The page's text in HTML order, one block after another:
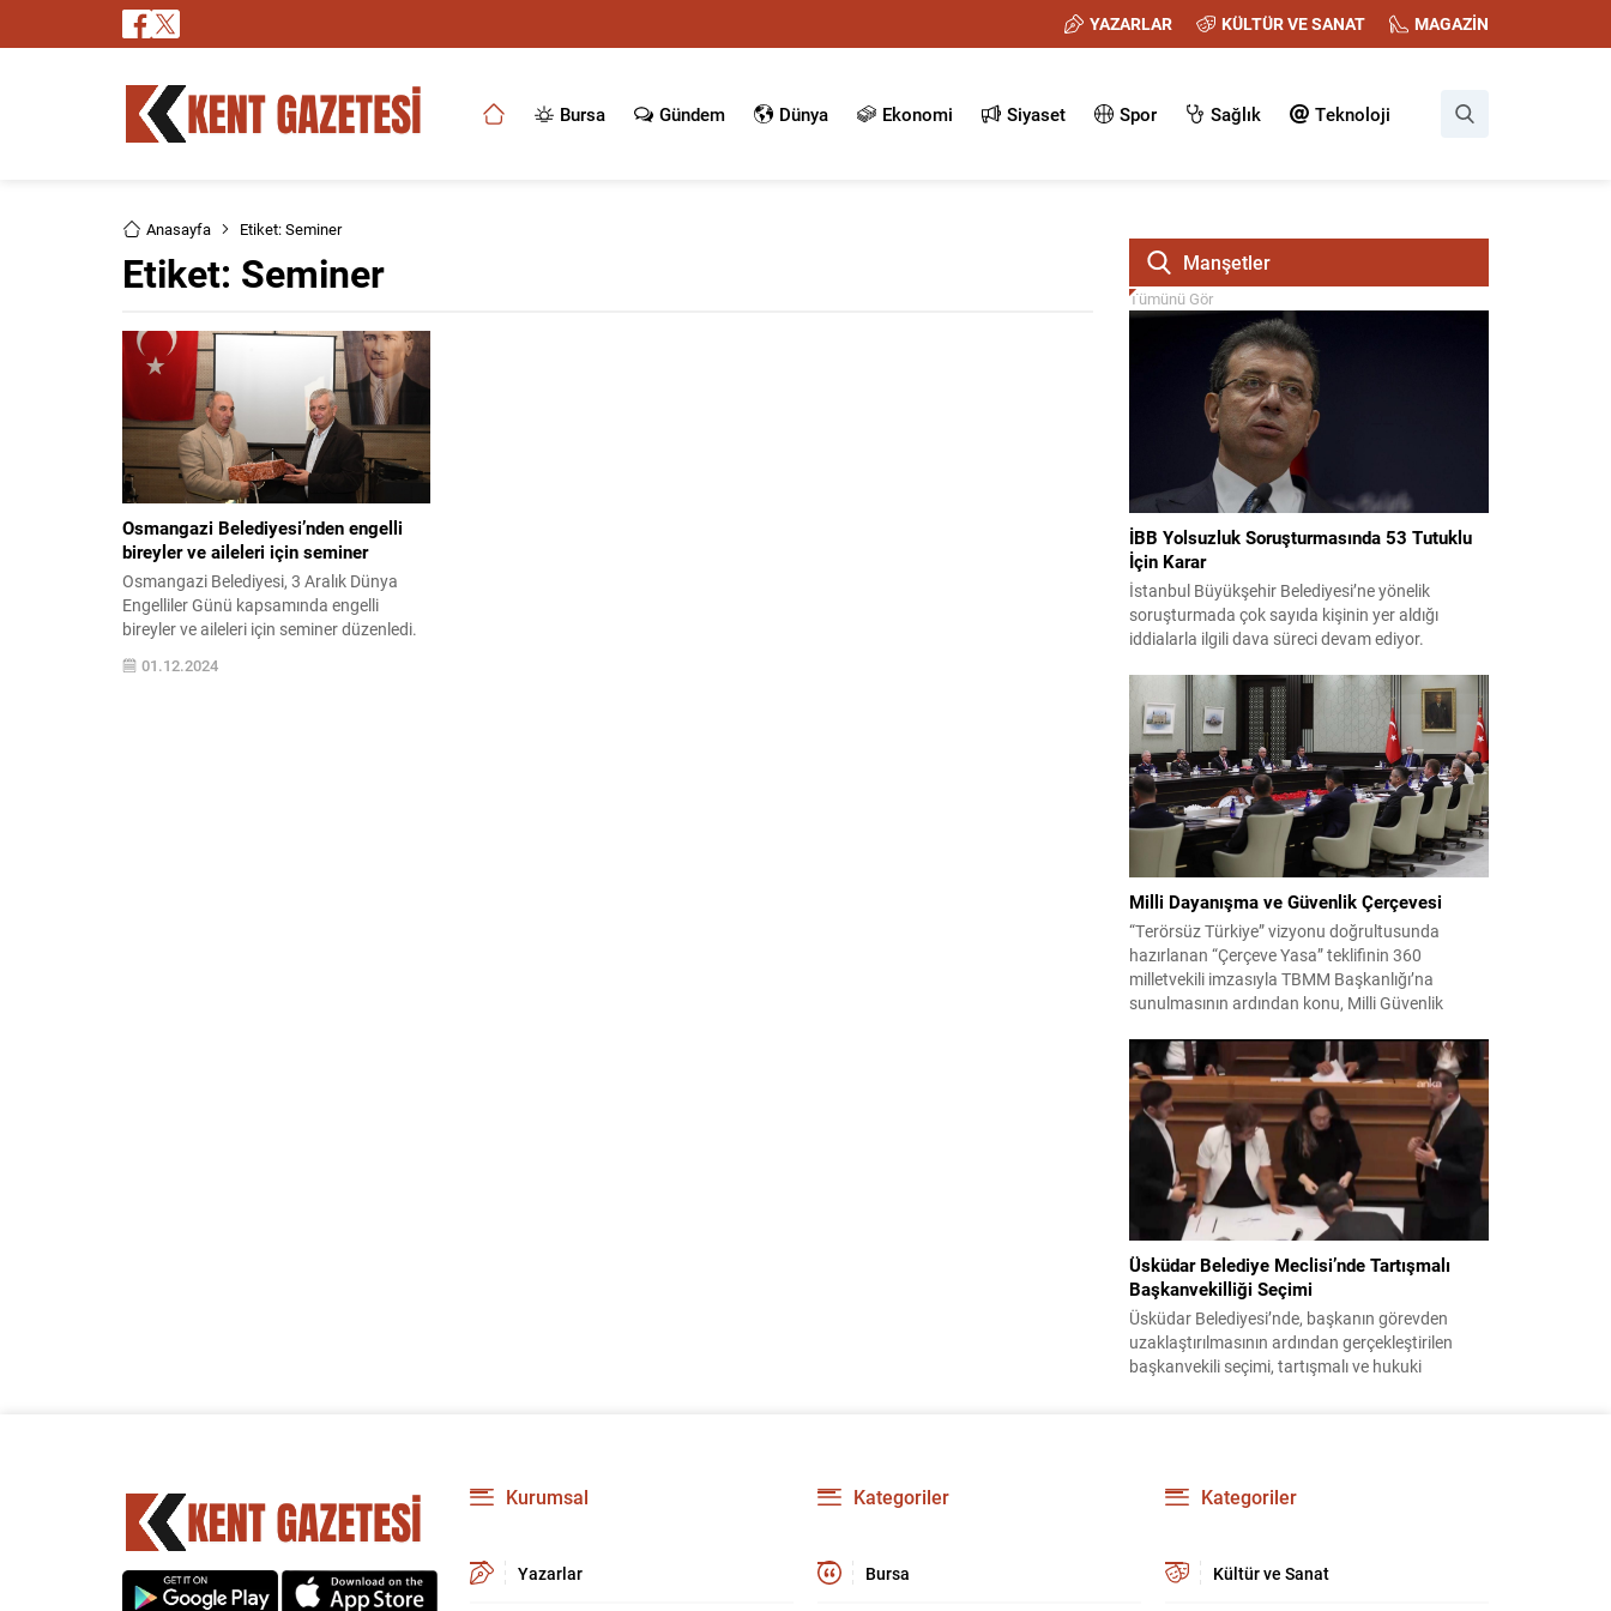
YAZARLAR KÜLTÜR VE SANAT MAGAZİN
Bursa Gündem Dünya Ekonomi Siyaset Spor Sağlık Teknoloji
Anasayfa Etiket: Seminer
Etiket: Seminer
Osmangazi Belediyesi’nden engelli
bireyler ve aileleri için seminer
Osmangazi Belediyesi, 3 Aralık Dünya
Engelliler Günü kapsamında engelli
bireyler ve aileleri için seminer düzenledi.
Seminerde, engelli bireylerin toplumsal
hayata adil, eşit ve bağımsız katılımı
01.12.2024
Manşetler
Tümünü Gör
İBB Yolsuzluk Soruşturmasında 53 Tutuklu
İçin Karar
İstanbul Büyükşehir Belediyesi’ne yönelik
soruşturmada çok sayıda kişinin yer aldığı
iddialarla ilgili dava süreci devam ediyor.
sanıkların tutukluluk hallerini ayrı ayrı
değerlendirdi. İnceleme sonucunda, aralarında
Ekrem İmamoğlu’nun da bulunduğu 53 tutuklu
hakkında tutukluluk hallerinin sürdürülmesine
karar verildi. İddialar ve değerlendirilen talepler
Soruşturma kapsamında sanıklara yöneltilen...
Milli Dayanışma ve Güvenlik Çerçevesi
“Terörsüz Türkiye” vizyonu doğrultusunda
hazırlanan “Çerçeve Yasa” teklifinin 360
milletvekili imzasıyla TBMM Başkanlığı’na
sunulmasının ardından konu, Milli Güvenlik
Toplantı sonrası yayımlanan sekiz maddelik
bildiri, ülke güvenliği ve bölgesel gelişmelere dair
değerlendirmeleri içermektedir. Yaklaşık 2 saat
15 dakika süren oturumun sonuç metninde;
terörle mücadele, bölgesel istikrar,...
Üsküdar Belediye Meclisi’nde Tartışmalı
Başkanvekilliği Seçimi
Üsküdar Belediyesi’nde, başkanın görevden
uzaklaştırılmasının ardından gerçekleştirilen
başkanvekili seçimi, tartışmalı ve hukuki
kamuoyunda tepkilere yol açtı. Seçim sürecinde
yaşanan gelişmeler, parti grupları arasındaki
Kurumsal
Yazarlar
Kategoriler
Bursa
Kategoriler
Kültür ve Sanat